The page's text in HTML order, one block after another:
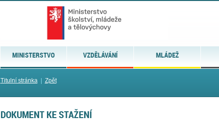
MINISTERSTVO VZDĚLÁVÁNÍ MLÁDEŽ
Titulní stránka| Zpět
DOKUMENT KE STAŽENÍ